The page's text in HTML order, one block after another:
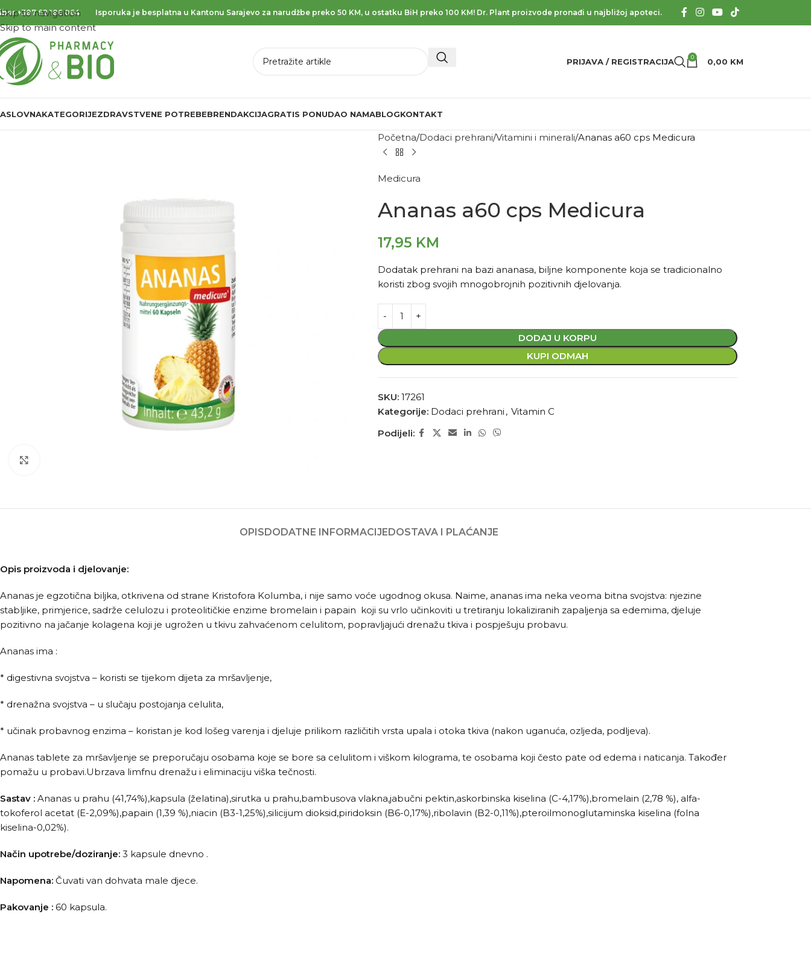
Skip to navigation
Skip to main content
+387 62 186 064 Isporuka je besplatna u Kantonu Sarajevo za narudžbe preko 50 KM, u ostatku BiH preko 100 KM! Dr. Plant proizvode pronađi u najbližoj apoteci.
PRIJAVA / REGISTRACIJA 0 0,00 KM
KATEGORIJEZDRAVSTVENE POTREBEBRENDAKCIJAGRATIS PONUDAO NAMABLOGKONTAKT
Početna Dodaci prehrani Vitamini i minerali Ananas a60 cps Medicura
Medicura
Ananas a60 cps Medicura
17,95 KM
Dodatak prehrani na bazi ananasa, biljne komponente koja se tradicionalno
koristi zbog svojih mnogobrojnih pozitivnih djelovanja.
DODAJ U KORPU
KUPI ODMAH
SKU: 17261
Kategorije: Dodaci prehrani , Vitamin C
Podijeli:
OPISDODATNE INFORMACIJEDOSTAVA I PLAĆANJE
Opis proizvoda i djelovanje:
Ananas je egzotična biljka, otkrivena od strane Kristofora Kolumba, i nije samo voće ugodnog okusa. Naime, ananas ima neka veoma bitna svojstva: njezine
stabljike, primjerice, sadrže celulozu i proteolitičkie enzime bromelain i papain koji su vrlo učinkoviti u tretiranju lokaliziranih zapaljenja sa edemima, djeluje
pozitivno na jačanje kolagena koji je ugrožen u tkivu zahvaćenom celulitom, popravljajući drenažu tkiva i pospješuju probavu.
Ananas ima :
* digestivna svojstva – koristi se tijekom dijeta za mršavljenje,
* drenažna svojstva – u slučaju postojanja celulita,
* učinak probavnog enzima – koristan je kod lošeg varenja i djeluje prilikom različitih vrsta upala i otoka tkiva (nakon uganuća, ozljeda, podljeva).
Ananas tablete za mršavljenje se preporučaju osobama koje se bore sa celulitom i viškom kilograma, te osobama koji često pate od edema i naticanja. Također
pomažu u probavi.Ubrzava limfnu drenažu i eliminaciju viška tečnosti.
Sastav : Ananas u prahu (41,74%),kapsula (želatina),sirutka u prahu,bambusova vlakna,jabučni pektin,askorbinska kiselina (C-4,17%),bromelain (2,78 %), alfa-
tokoferol acetat (E-2,09%),papain (1,39 %),niacin (B3-1,25%),silicijum dioksid,piridoksin (B6-0,17%),ribolavin (B2-0,11%),pteroilmonoglutaminska kiselina (folna
kiselina-0,02%).
Način upotrebe/doziranje: 3 kapsule dnevno .
Napomena: Čuvati van dohvata male djece.
Pakovanje : 60 kapsula.